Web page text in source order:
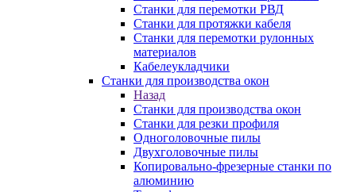
Станки для перемотки РВД
Станки для протяжки кабеля
Станки для перемотки рулонных
материалов
Кабелеукладчики
Станки для производства окон
Назад
Станки для производства окон
Станки для резки профиля
Одноголовочные пилы
Двухголовочные пилы
Копировально-фрезерные станки по
алюминию